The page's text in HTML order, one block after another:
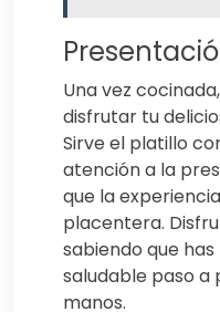
Una vez
disfrutar tu
Sirve el platillo
atención a la
que la
placentera.
sabiendo que
saludable paso a
manos.